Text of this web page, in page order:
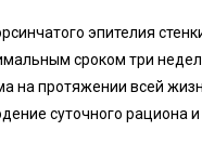
эпителия
сроком три
на протяжении всей
суточного рациона и